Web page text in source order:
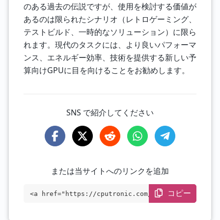
のある過去の伝説ですが、使用を検討する価値が
あるのは限られたシナリオ（レトロゲーミング、
テストビルド、一時的なソリューション）に限ら
れます。現代のタスクには、より良いパフォーマ
ンス、エネルギー効率、技術を提供する新しい予
算向けGPUに目を向けることをお勧めします。
SNS で紹介してください
または当サイトへのリンクを追加
<a href="https://cputronic.com/ja/gpu/am
コピー